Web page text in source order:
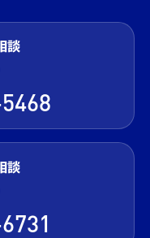
談
談